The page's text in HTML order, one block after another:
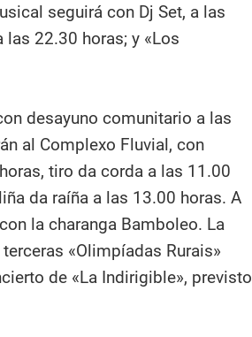
seguirá con Dj Set, a las
las 22.30 horas; y «Los
desayuno comunitario a las
al Complexo Fluvial, con
tiro da corda a las 11.00
da raíña a las 13.00 horas. A
la charanga Bamboleo. La
«Olimpíadas Rurais»
de «La Indirigible», previsto